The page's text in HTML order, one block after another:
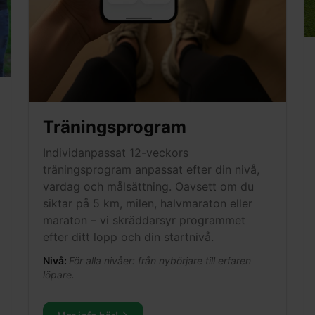
Träningsprogram
Individanpassat 12-veckors
träningsprogram anpassat efter din nivå,
vardag och målsättning. Oavsett om du
siktar på 5 km, milen, halvmaraton eller
maraton – vi skräddarsyr programmet
efter ditt lopp och din startnivå.
Nivå: För alla nivåer: från nybörjare till erfaren
löpare.